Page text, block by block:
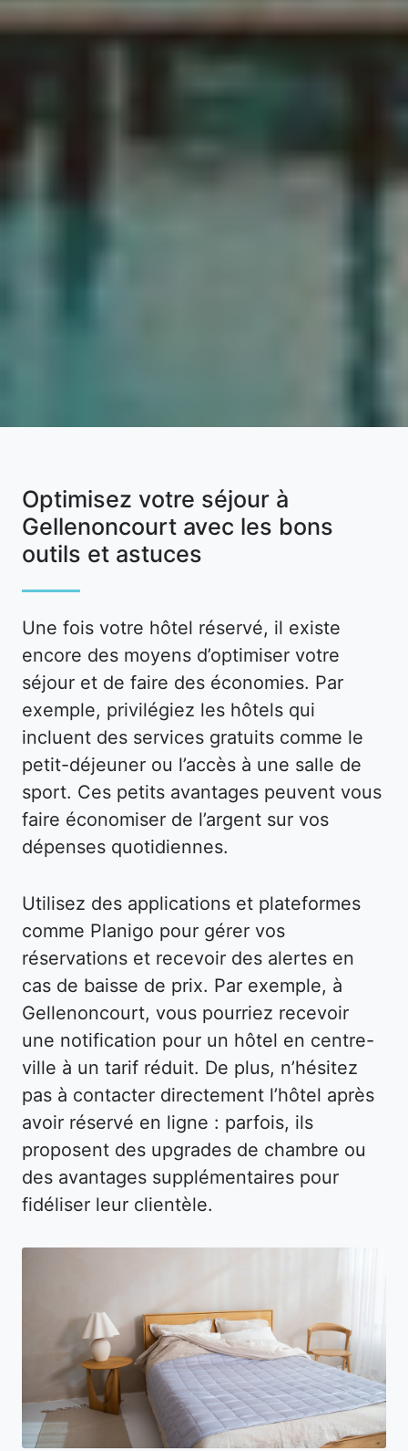
Optimisez votre séjour à
Gellenoncourt avec les bons
outils et astuces
Une fois votre hôtel réservé, il existe
encore des moyens d’optimiser votre
séjour et de faire des économies. Par
exemple, privilégiez les hôtels qui
incluent des services gratuits comme le
petit-déjeuner ou l’accès à une salle de
sport. Ces petits avantages peuvent vous
faire économiser de l’argent sur vos
dépenses quotidiennes.
Utilisez des applications et plateformes
comme Planigo pour gérer vos
réservations et recevoir des alertes en
cas de baisse de prix. Par exemple, à
Gellenoncourt, vous pourriez recevoir
une notification pour un hôtel en centre-
ville à un tarif réduit. De plus, n’hésitez
pas à contacter directement l’hôtel après
avoir réservé en ligne : parfois, ils
proposent des upgrades de chambre ou
des avantages supplémentaires pour
fidéliser leur clientèle.